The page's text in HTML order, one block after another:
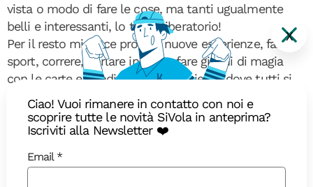
vista o modo di fare le cose, ma tanti ugualmente
belli e interessanti, lo trovo liberatorio!
Per il resto mi piace provare nuove esperienze, fare
sport, correre, parlare in radio, fare giochi di magia
con le carte e condividere un ambiente dove tutti si
sentano accolti e liberi di essere se stessi.
Non è facile, ma ogni volta che esco dalla mia zona di
comfort mi sento meglio, possiamo provare insieme
Ci vediamo in giro per il mondo!
X
Ciao! Vuoi rimanere in contatto con noi e
scoprire tutte le novità SiVola in anteprima?
Iscriviti alla Newsletter ❤️
Email